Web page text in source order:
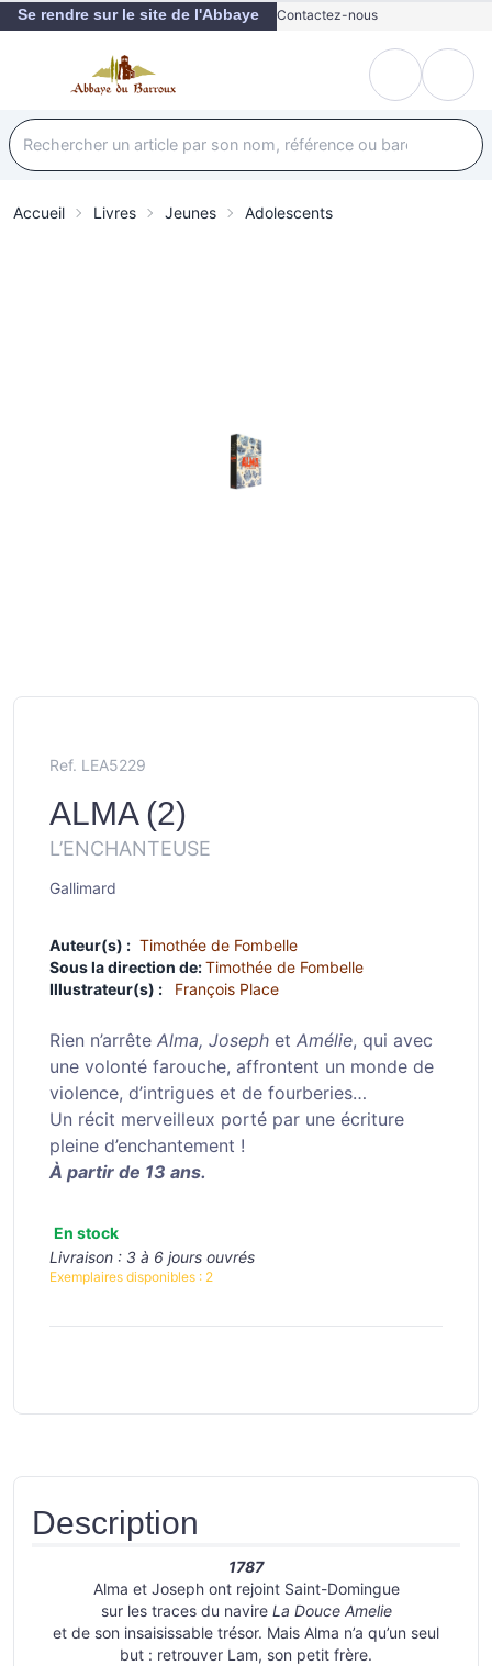
Se rendre sur le site de l'Abbaye Contactez-nous
Accueil Livres Jeunes Adolescents
Ref. LEA5229
ALMA (2)
L’ENCHANTEUSE
Gallimard
Auteur(s) : Timothée de Fombelle
Sous la direction de:Timothée de Fombelle
Illustrateur(s) :
François Place
Rien n’arrête Alma, Joseph et Amélie, qui avec
une volonté farouche, affrontent un monde de
violence, d’intrigues et de fourberies…
Un récit merveilleux porté par une écriture
pleine d’enchantement !
À partir de 13 ans.
En stock
Livraison : 3 à 6 jours ouvrés
Exemplaires disponibles : 2
Description
1787
Alma et Joseph ont rejoint Saint-Domingue
sur les traces du navire La Douce Amelie
et de son insaisissable trésor. Mais Alma n’a qu’un seul
but : retrouver Lam, son petit frère.